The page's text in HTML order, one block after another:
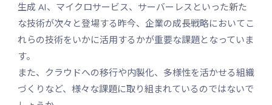
生成 AI、マイクロサービス、サーバーレスといった新た
な技術が次々と登場する昨今、企業の成長戦略においてこ
れらの技術をいかに活用するかが重要な課題となっていま
す。
また、クラウドへの移行や内製化、多様性を活かせる組織
づくりなど、様々な課題に取り組まれているのではないで